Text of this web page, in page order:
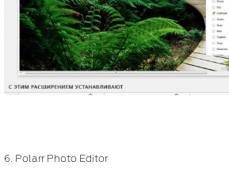
6. Polarr Photo Editor